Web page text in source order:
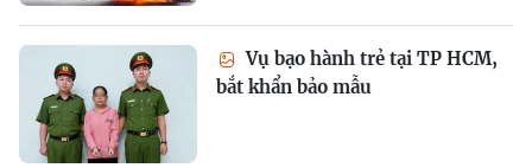
Vụ bạo hành trẻ tại TP HCM,
bắt khẩn bảo mẫu